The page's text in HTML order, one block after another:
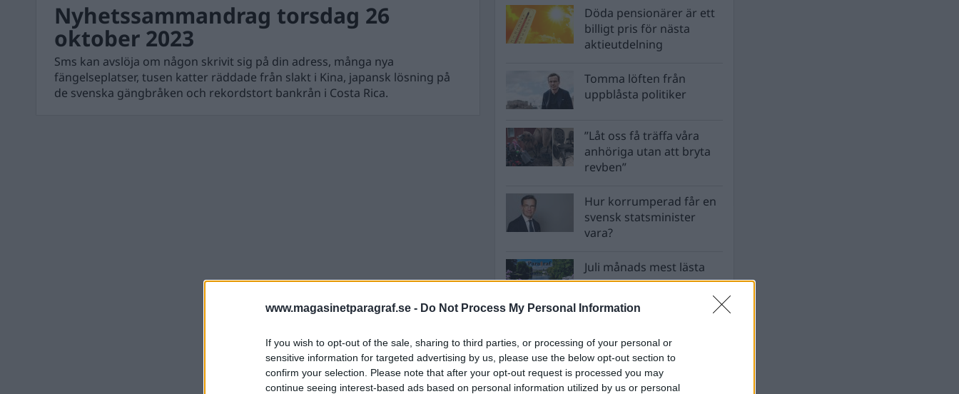
www.magasinetparagraf.se - Do Not Process My Personal Information
If you wish to opt-out of the sale, sharing to third parties, or processing of your personal or
sensitive information for targeted advertising by us, please use the below opt-out section to
confirm your selection. Please note that after your opt-out request is processed you may
continue seeing interest-based ads based on personal information utilized by us or personal
Nyhetssammandrag torsdag 26
oktober 2023
Sms kan avslöja om någon skrivit sig på din adress, många nya
fängelseplatser, tusen katter räddade från slakt i Kina, japansk lösning på
de svenska gängbråken och rekordstort bankrån i Costa Rica.
Döda pensionärer är ett
billigt pris för nästa
aktieutdelning
Tomma löften från
uppblåsta politiker
”Låt oss få träffa våra
anhöriga utan att bryta
revben”
Hur korrumperad får en
svensk statsminister
vara?
Juli månads mest lästa
STÖD OSS
Stöd Para§rafs bevakning av högerextremismen